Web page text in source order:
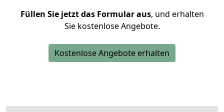
Füllen Sie jetzt das Formular aus, und erhalten
Sie kostenlose Angebote.
Kostenlose Angebote erhalten